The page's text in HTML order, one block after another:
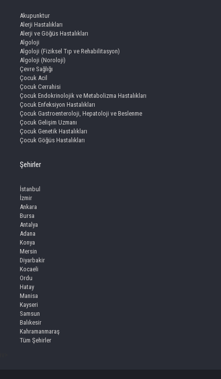
Akupunktur
Alerji Hastalıkları
Alerji ve Göğüs Hastalıkları
Algoloji
Algoloji (Fiziksel Tıp ve Rehabilitasyon)
Algoloji (Noroloji)
Çevre Sağlığı
Çocuk Acil
Çocuk Cerrahisi
Çocuk Endokrinolojik ve Metabolizma Hastalıkları
Çocuk Enfeksiyon Hastalıkları
Çocuk Gastroenteroloji, Hepatoloji ve Beslenme
Çocuk Gelişim Uzmanı
Çocuk Genetik Hastalıkları
Çocuk Göğüs Hastalıkları
Şehirler
İstanbul
İzmir
Ankara
Bursa
Antalya
Adana
Konya
Mersin
Diyarbakir
Kocaeli
Ordu
Hatay
Manisa
Kayseri
Samsun
Balıkesir
Kahramanmaraş
Tüm Şehirler